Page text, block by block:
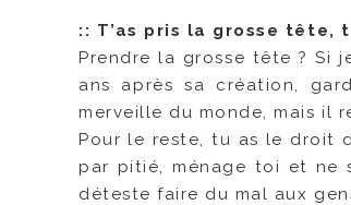
:: T’as pris la grosse tête,
Prendre la grosse tête ? Si
ans après sa création,
merveille du monde, mais il
Pour le reste, tu as le droit
par pitié, ménage toi et ne
déteste faire du mal aux